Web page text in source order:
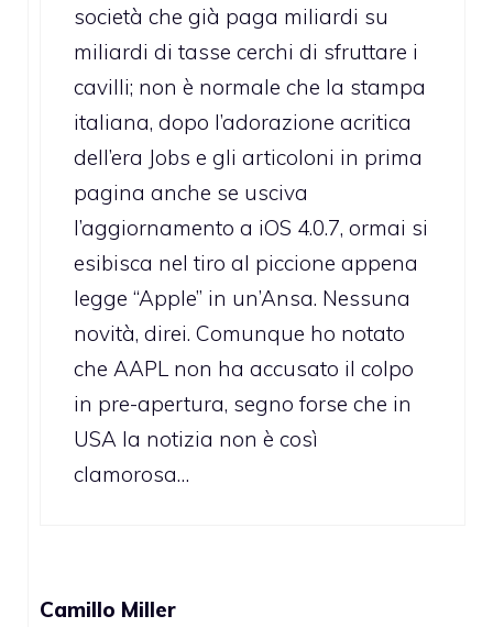
società che già paga miliardi su
miliardi di tasse cerchi di sfruttare i
cavilli; non è normale che la stampa
italiana, dopo l’adorazione acritica
dell’era Jobs e gli articoloni in prima
pagina anche se usciva
l’aggiornamento a iOS 4.0.7, ormai si
esibisca nel tiro al piccione appena
legge “Apple” in un’Ansa. Nessuna
novità, direi. Comunque ho notato
che AAPL non ha accusato il colpo
in pre-apertura, segno forse che in
USA la notizia non è così
clamorosa…
Camillo Miller